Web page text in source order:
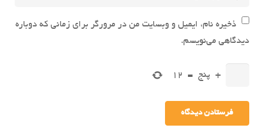
ذخیره نام، ایمیل و وبسایت من در مرورگر برای زمانی که دوباره
دیدگاهی می‌نویسم.
+ پنج =
12